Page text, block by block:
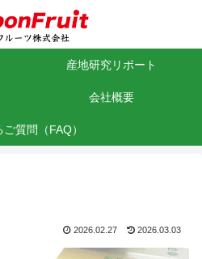
産地研究リポート
会社概要
質問（FAQ）
2026.02.27 2026.03.03